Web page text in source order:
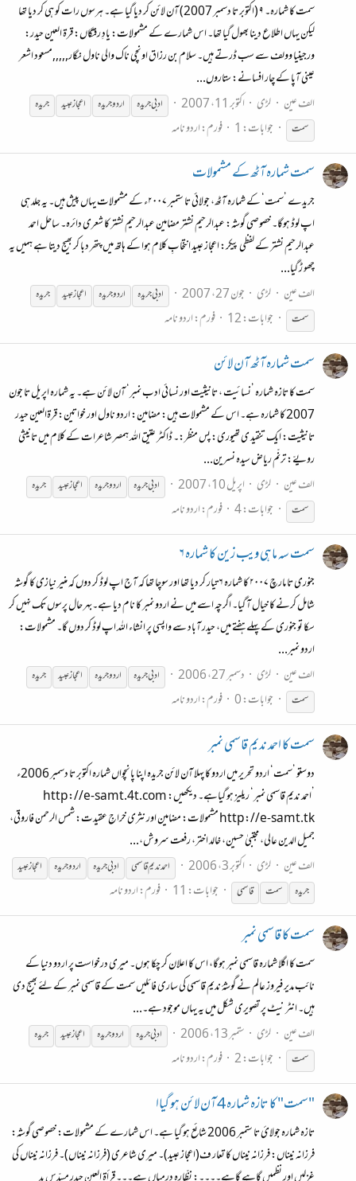
سمت کا شمارہ۔ ۹ (اکتوبر تا دسمبر 2007) آن لائن کر دیا گیا ہے۔ ہرسوں رات کو ہی کر دیا تھا
لیکن یہاں اطلاع دینا بھول گیا تھا۔ اس شمارے کے مشمولات: یادِ رفتگاں: قرۃ العین حیدر:
ورجینیا وولف سے سب ڈرتے ہیں۔ سلام بن رزاق اونچی ناک والی ناول نگار,,,,,مسعود اشعر
عینی آپا کے چار افسانے: ستاروں...
الف عین
لڑی اکتوبر 11، 2007 ادبیجریدہ اردوجریدہ اعجاز عبید
جریدہ
سمت
جوابات: 1 فورم:اردو نامہ
سمت شمارہ آٹھ کے مشمولات
جریدے ’سمت‘ کے شمارہ آٹھ، جولائی تا ستمبر ۲۰۰۷ء کے مشمولات یہاں پیش ہیں۔ یہ جلد ہی
اپ لوڈ ہوگا۔ خصوصی گوشہ: عبدالرحیم نشتر مضامین عبدالرحیم نشتر کا شعری دائرہ۔ ساحل احمد
عبدالرحیم نشتر کے لفظی پیکر: اعجاز عبید انتخابِ کلام ہوا کے ہاتھ میں پتھر دبا کر بھیج دیتا ہے ہمیں یہ
چھو ڑ گیا...
الف عین
لڑی جون 27، 2007 ادبیجریدہ اردوجریدہ اعجاز عبید
جریدہ
سمت
جوابات: 12 فورم:اردو نامہ
سمت شمارہ آٹھ آن لائن
سمت کا تازہ شمارہ ’نسائیت ، تانیثیت اور نسائی ادب نمبر‘ آن لائن ہے۔ یہ شمارہ اپریل تا جون
2007 کا شمارہ ہے۔ اس کے مشمولات ہیں: مضامین: اردو ناول اور خواتین: قرۃالعین حیدر
تانیثیت: ایک تنقید ی تھیوری: پس منظر:۔ ڈاکٹر عتیق اللہ ہمصر شاعرات کے کلام میں تانیثی
رویےّ: ترنّم ریاض سیدہ نسرین...
الف عین
لڑی اپریل 10، 2007 ادبیجریدہ اردوجریدہ اعجاز عبید
جریدہ
سمت
جوابات: 4 فورم:اردو نامہ
سمت سہ ماہی ویب زین کا شمارہ ۶
جنوری تا مارچ ۲۰۰۷ کا شمارہ ۶ تیار کر دیا تھا اور سوچا تھا کہ آج اپ لوڈ کر دوں کہ منیر نیازی کا گوشہ
شامل کرنے کا خیال آ گیا۔ اگرچہ اسے میں نے اردو نمبر کا نام دیا ہے۔بہر حال پرسوں تک نہیں کر
سکا تو جنوری کے پہلے ہفتے میں، حیدر آباد سے واپسی پر انشاء اللہ اپ لوڈ کر دوں گا۔ مشمولات:
اردو نمبر...
الف عین
لڑی دسمبر 27، 2006 ادبیجریدہ اردوجریدہ اعجاز عبید
جریدہ
سمت
جوابات: 0 فورم:اردو نامہ
سمت کا احمد ندیم قاسمی نمبر
دوستو ’سمت‘ اردو تحریر میں اردو کا پہلا آن لائن جریدہ اپنا پانچواں شمارہ اکتوبر تا دسمبر 2006ء
’احمد ندیم قاسمی نمبر‘ ریلیز ہو گیاہے۔ دیکھیں: http://e-samt.4t.com
http://e-samt.tk مشمولات: مضامین اور نثری خراجِ عقیدت: شمس الرحمن فاروقی،
جمیل الدین عالی، مجتبیٰ حسین، خالد اختر، رفعت سروش،...
الف عین
لڑی اکتوبر 3، 2006 احمد ندیم قاسمی ادبیجریدہ اردوجریدہ
اعجاز عبید
جریدہ
سمت قاسمی جوابات: 11 فورم:اردو نامہ
سمت کا قاسمی نمبر
سمت کا اگلا شمارہ قاسمی نمبر ہوگا، اس کا اعلان کر چکا ہوں۔ میری درخواست پر اردو دنیا کے
نائب مدیر فیروز عالم نے گوشۂ ندیم قاسمی کی ساری فائلیں سمت کے قاسمی نمبر کے لئے بھیج دی
ہیں۔ انٹر نیٹ پر تصویری شکل میں یہ یہاں موجود ہے۔...
الف عین
لڑی ستمبر 13، 2006 ادبیجریدہ اردوجریدہ اعجاز عبید
جریدہ
سمت
جوابات: 2 فورم:اردو نامہ
"سمت" کا تازہ شمارہ 4 آن لائن ہو گیاا
تازہ شمارہ جولائ تا ستمبر 2006 شائع ہو گیا ہے۔ اس شمارے کے مشمولات: خصوصی گوشہ:
فرزانہ نیناں: فرزانہ نیناں کا تعار ف(اعجاز عبید)۔ میری شاعری (فرزانہ نیناں)۔ فرزانہ نیناں کی